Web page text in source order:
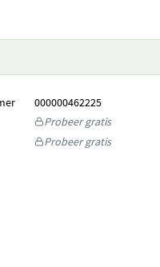
000000462225
Probeer gratis
Probeer gratis